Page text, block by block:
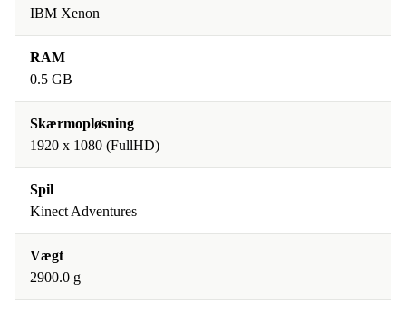
IBM Xenon
RAM
0.5 GB
Skærmopløsning
1920 x 1080 (FullHD)
Spil
Kinect Adventures
Vægt
2900.0 g